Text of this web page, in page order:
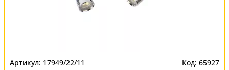
17949/22/11 65927